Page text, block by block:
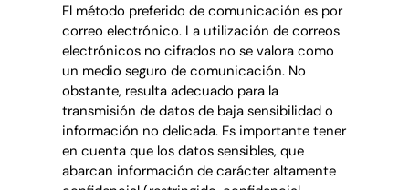
El método preferido de comunicación es por
correo electrónico. La utilización de correos
electrónicos no cifrados no se valora como
un medio seguro de comunicación. No
obstante, resulta adecuado para la
transmisión de datos de baja sensibilidad o
información no delicada. Es importante tener
en cuenta que los datos sensibles, que
abarcan información de carácter altamente